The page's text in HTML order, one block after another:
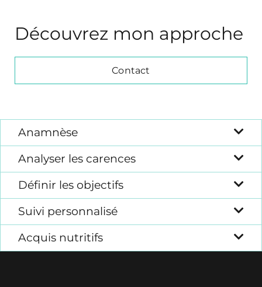
Découvrez mon approche
Contact
Anamnèse
Analyser les carences
Définir les objectifs
Suivi personnalisé
Acquis nutritifs